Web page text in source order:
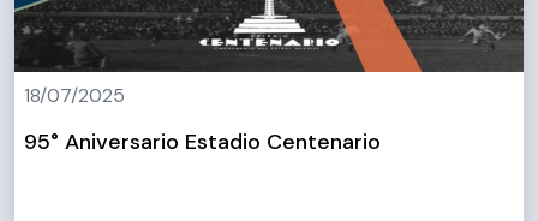
18/07/2025
95° Aniversario Estadio Centenario